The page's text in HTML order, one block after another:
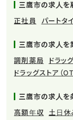
三鷹市の求人を
正社員
パートタ
三鷹市の求人を
調剤薬局
ドラッ
ドラッグストア（
三鷹市の求人を
高額年収
土日休